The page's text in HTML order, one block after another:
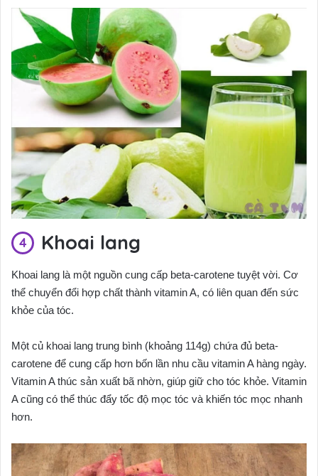
Khoai lang
Khoai lang là một nguồn cung cấp beta-carotene tuyệt vời. Cơ
thể chuyển đổi hợp chất thành vitamin A, có liên quan đến sức
khỏe của tóc.
Một củ khoai lang trung bình (khoảng 114g) chứa đủ beta-
carotene để cung cấp hơn bốn lần nhu cầu vitamin A hàng ngày.
Vitamin A thúc sản xuất bã nhờn, giúp giữ cho tóc khỏe. Vitamin
A cũng có thể thúc đẩy tốc độ mọc tóc và khiến tóc mọc nhanh
hơn.